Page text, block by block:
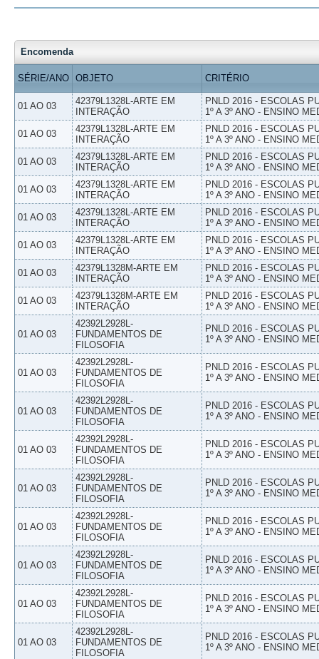
Encomenda
SÉRIE/ANO OBJETO CRITÉRIO
01 AO 03
42379L1328L-ARTE EM
INTERAÇÃO
PNLD 2016 - ESCOLAS
1º A 3º ANO - ENSINO
01 AO 03
42379L1328L-ARTE EM
INTERAÇÃO
PNLD 2016 - ESCOLAS
1º A 3º ANO - ENSINO
01 AO 03
42379L1328L-ARTE EM
INTERAÇÃO
PNLD 2016 - ESCOLAS
1º A 3º ANO - ENSINO
01 AO 03
42379L1328L-ARTE EM
INTERAÇÃO
PNLD 2016 - ESCOLAS
1º A 3º ANO - ENSINO
01 AO 03
42379L1328L-ARTE EM
INTERAÇÃO
PNLD 2016 - ESCOLAS
1º A 3º ANO - ENSINO
01 AO 03
42379L1328L-ARTE EM
INTERAÇÃO
PNLD 2016 - ESCOLAS
1º A 3º ANO - ENSINO
01 AO 03
42379L1328M-ARTE EM
INTERAÇÃO
PNLD 2016 - ESCOLAS
1º A 3º ANO - ENSINO
01 AO 03
42379L1328M-ARTE EM
INTERAÇÃO
PNLD 2016 - ESCOLAS
1º A 3º ANO - ENSINO
01 AO 03
42392L2928L-
FUNDAMENTOS DE
FILOSOFIA
PNLD 2016 - ESCOLAS
1º A 3º ANO - ENSINO
01 AO 03
42392L2928L-
FUNDAMENTOS DE
FILOSOFIA
PNLD 2016 - ESCOLAS
1º A 3º ANO - ENSINO
01 AO 03
42392L2928L-
FUNDAMENTOS DE
FILOSOFIA
PNLD 2016 - ESCOLAS
1º A 3º ANO - ENSINO
01 AO 03
42392L2928L-
FUNDAMENTOS DE
FILOSOFIA
PNLD 2016 - ESCOLAS
1º A 3º ANO - ENSINO
01 AO 03
42392L2928L-
FUNDAMENTOS DE
FILOSOFIA
PNLD 2016 - ESCOLAS
1º A 3º ANO - ENSINO
01 AO 03
42392L2928L-
FUNDAMENTOS DE
FILOSOFIA
PNLD 2016 - ESCOLAS
1º A 3º ANO - ENSINO
01 AO 03
42392L2928L-
FUNDAMENTOS DE
FILOSOFIA
PNLD 2016 - ESCOLAS
1º A 3º ANO - ENSINO
01 AO 03
42392L2928L-
FUNDAMENTOS DE
FILOSOFIA
PNLD 2016 - ESCOLAS
1º A 3º ANO - ENSINO
01 AO 03
42392L2928L-
FUNDAMENTOS DE
FILOSOFIA
PNLD 2016 - ESCOLAS
1º A 3º ANO - ENSINO